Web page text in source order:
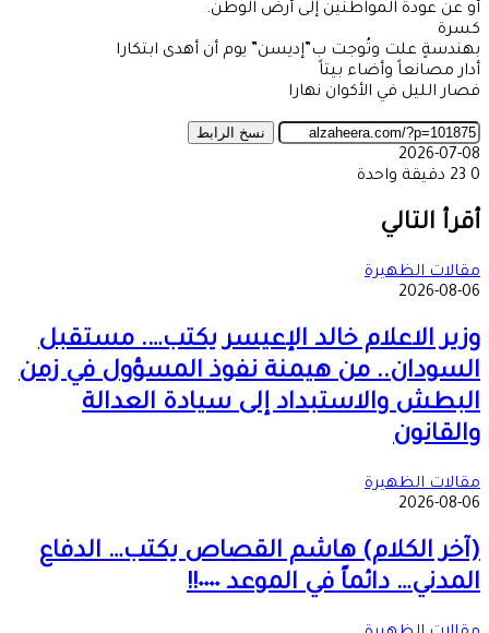
أو عن عودة المواطنين إلى أرض الوطن.
كسرة
بهندسةٍ علت وتُوجت ب”إديسن” يوم أن أهدى ابتكارا
أدار مصانعاً وأضاء بيتاً
فصار الليل في الأكوان نهارا
نسخ الرابط
2026-07-08
0
دقيقة واحدة
عبر
البريد
أقرأ التالي
مقالات الظهيرة
2026-08-06
وزير الاعلام خالد الإعيسر يكتب…. مستقبل
السودان.. من هيمنة نفوذ المسؤول في زمن
البطش والاستبداد إلى سيادة العدالة
والقانون
مقالات الظهيرة
2026-08-06
(آخر الكلام) هاشم القصاص يكتب… الدفاع
المدني… دائماً في الموعد ٠٠٠٠!!